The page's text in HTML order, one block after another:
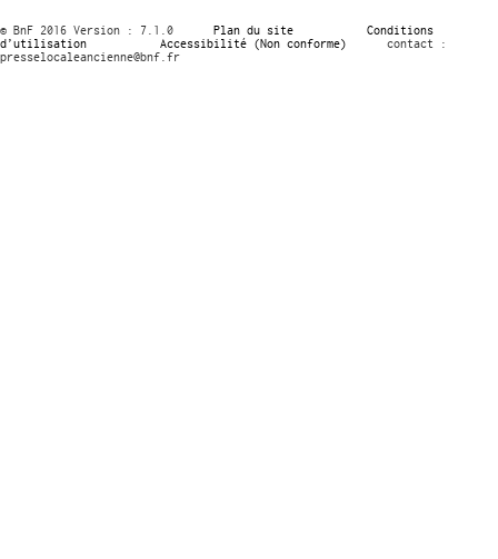
© BnF 2016 Version : 7.1.0 Plan du site
Conditions
d’utilisation
Accessibilité (Non conforme)
contact :
presselocaleancienne@bnf.fr